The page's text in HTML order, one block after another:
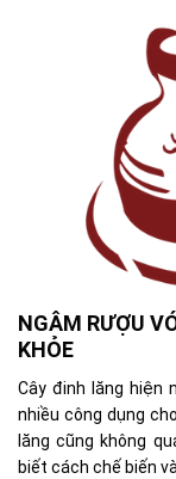
NGÂM RƯỢU
KHỎE
Cây đinh lăng hiện
nhiều công dụng
lăng cũng không
biết cách chế biến